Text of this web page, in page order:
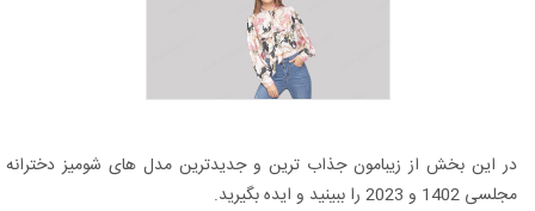
در این بخش از زیبامون جذاب ترین و جدیدترین مدل های شومیز دخترانه
مجلسی 1402 و 2023 را ببینید و ایده بگیرید.